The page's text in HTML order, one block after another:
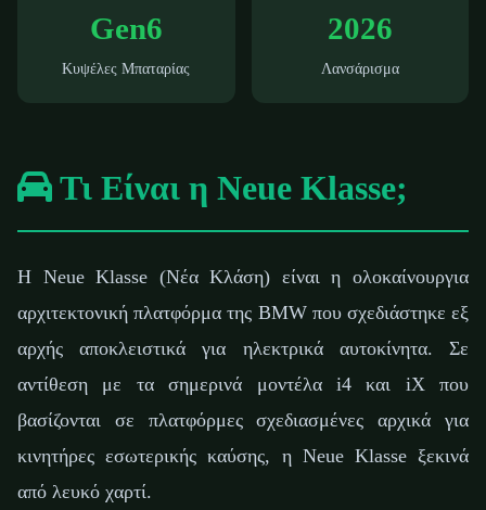
Gen6
Κυψέλες Μπαταρίας
2026
Λανσάρισμα
Τι Είναι η Neue Klasse;
Η Neue Klasse (Νέα Κλάση) είναι η ολοκαίνουργια
αρχιτεκτονική πλατφόρμα της BMW που σχεδιάστηκε εξ
αρχής αποκλειστικά για ηλεκτρικά αυτοκίνητα. Σε
αντίθεση με τα σημερινά μοντέλα i4 και iX που
βασίζονται σε πλατφόρμες σχεδιασμένες αρχικά για
κινητήρες εσωτερικής καύσης, η Neue Klasse ξεκινά
από λευκό χαρτί.